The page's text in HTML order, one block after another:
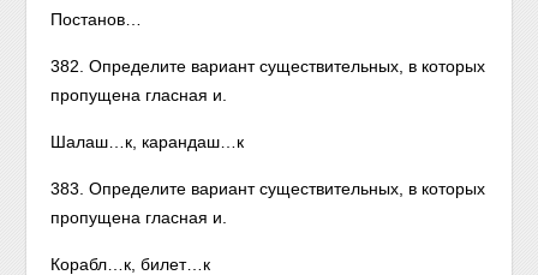
Постанов…
382. Определите вариант существительных, в которых
пропущена гласная и.
Шалаш…к, карандаш…к
383. Определите вариант существительных, в которых
пропущена гласная и.
Корабл…к, билет…к